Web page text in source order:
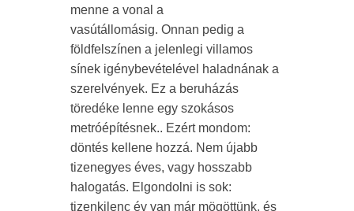
menne a vonal a
vasútállomásig. Onnan pedig a
földfelszínen a jelenlegi villamos
sínek igénybevételével haladnának a
szerelvények. Ez a beruházás
töredéke lenne egy szokásos
metróépítésnek.. Ezért mondom:
döntés kellene hozzá. Nem újabb
tizenegyes éves, vagy hosszabb
halogatás. Elgondolni is sok:
tizenkilenc év van már mögöttünk, és